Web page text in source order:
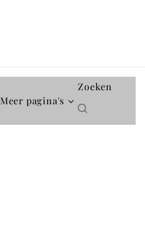
Meer pagina's
Zoeken